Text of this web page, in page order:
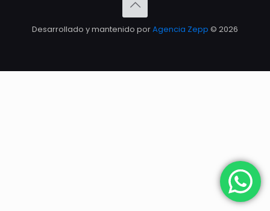
Desarrollado y mantenido porAgencia Zepp © 2026